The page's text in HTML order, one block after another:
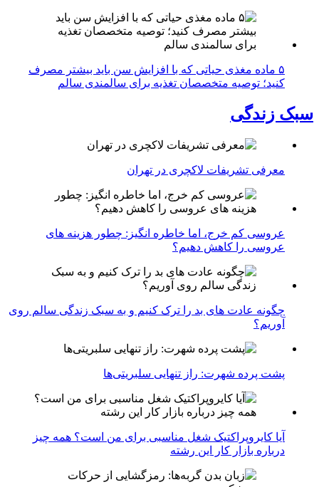
۵ ماده مغذی حیاتی که با افزایش سن باید بیشتر مصرف
کنید؛ توصیه متخصصان تغذیه برای سالمندی سالم
سبک زندگی
معرفی تشریفات لاکچری در تهران
عروسی کم خرج، اما خاطره انگیز: چطور هزینه های
عروسی را کاهش دهیم؟
چگونه عادت‌ های بد را ترک کنیم و به سبک زندگی سالم روی
آوریم؟
پشت پرده شهرت: راز تنهایی سلبریتی‌ها
آیا کایروپراکتیک شغل مناسبی برای من است؟ همه چیز
درباره بازار کار این رشته